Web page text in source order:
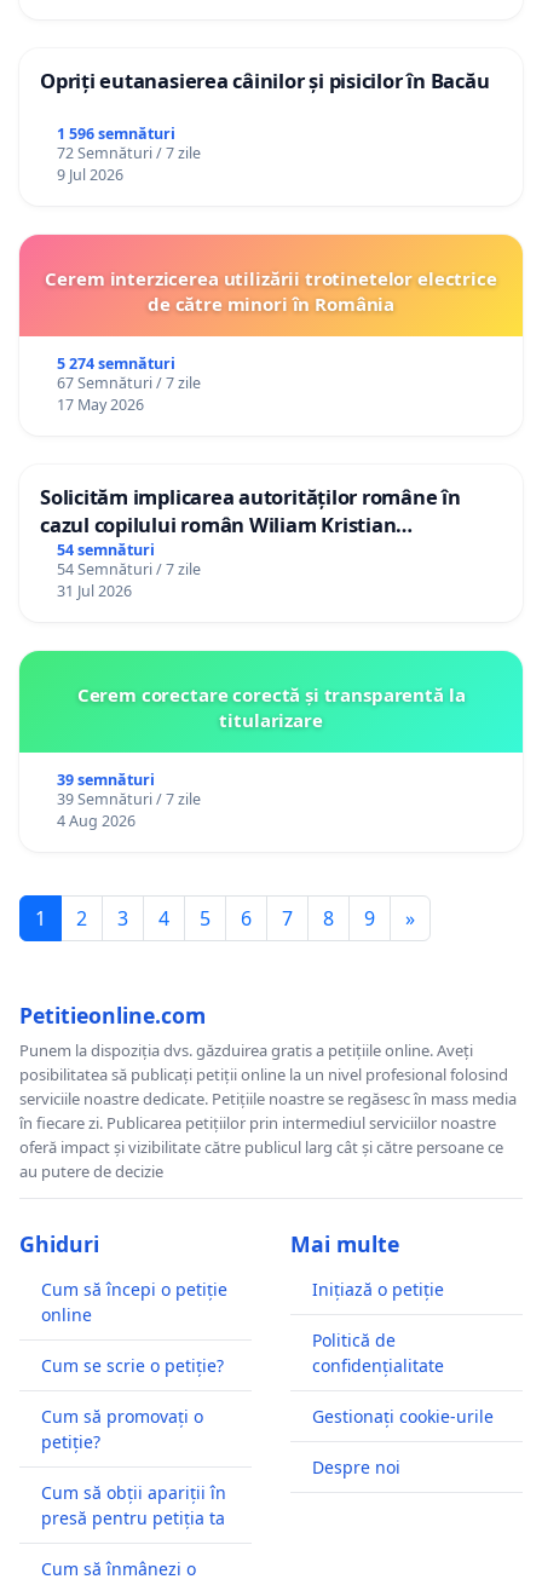
Opriți eutanasierea câinilor și pisicilor în Bacău
1 596 semnături
72 Semnături / 7 zile
9 Jul 2026
Cerem interzicerea utilizării trotinetelor electrice
de către minori în România
5 274 semnături
67 Semnături / 7 zile
17 May 2026
Solicităm implicarea autorităților române în
cazul copilului român Wiliam Kristian
Gheorghe, aflat în plasament în Danemarca de
12 ani
54 semnături
54 Semnături / 7 zile
31 Jul 2026
Cerem corectare corectă și transparentă la
titularizare
39 semnături
39 Semnături / 7 zile
4 Aug 2026
1 2 3 4 5 6 7 8 9 »
Petitieonline.com
Punem la dispoziția dvs. găzduirea gratis a petițiile online. Aveți
posibilitatea să publicați petiții online la un nivel profesional folosind
serviciile noastre dedicate. Petițiile noastre se regăsesc în mass media
în fiecare zi. Publicarea petițiilor prin intermediul serviciilor noastre
oferă impact și vizibilitate către publicul larg cât și către persoane ce
au putere de decizie
Ghiduri
Cum să începi o petiție
online
Cum se scrie o petiție?
Cum să promovați o
petiție?
Cum să obții apariții în
presă pentru petiția ta
Cum să înmânezi o
Mai multe
Inițiază o petiție
Politică de
confidențialitate
Gestionați cookie-urile
Despre noi